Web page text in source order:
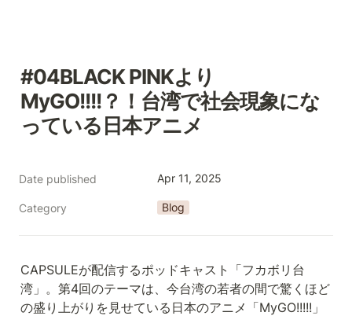
#04BLACK PINKより
MyGO!!!!？！台湾で社会現象にな
っている日本アニメ
Date published Apr 11, 2025
Category Blog
CAPSULEが配信するポッドキャスト「フカボリ台
湾」。第4回のテーマは、今台湾の若者の間で驚くほど
の盛り上がりを見せている日本のアニメ「MyGO!!!!!」